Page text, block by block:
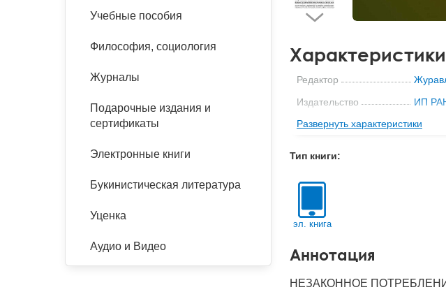
Характеристики
Редактор
Издательство
ИП
Кол-во стр
187
Развернуть характеристики
Тип книги:
эл. книга
Аннотация
НЕЗАКОННОЕ
Учебные пособия
Философия, социология
Журналы
Подарочные издания и
сертификаты
Электронные книги
Букинистическая литература
Уценка
Аудио и Видео